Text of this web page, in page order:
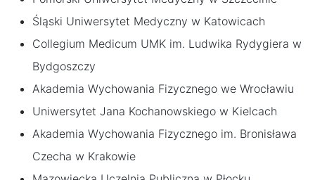
Śląski Uniwersytet Medyczny w Katowicach
Collegium Medicum UMK im. Ludwika Rydygiera w
Bydgoszczy
Akademia Wychowania Fizycznego we Wrocławiu
Uniwersytet Jana Kochanowskiego w Kielcach
Akademia Wychowania Fizycznego im. Bronisława
Czecha w Krakowie